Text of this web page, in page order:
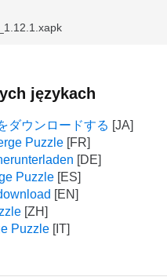
językach
ダウンロードする
Puzzle
Puzzle
Puzzle